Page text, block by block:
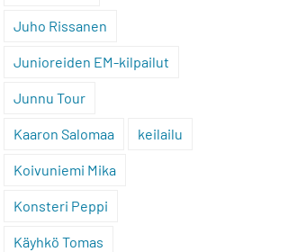
Juho Rissanen
Junioreiden EM-kilpailut
Junnu Tour
Kaaron Salomaa keilailu
Koivuniemi Mika
Konsteri Peppi
Käyhkö Tomas